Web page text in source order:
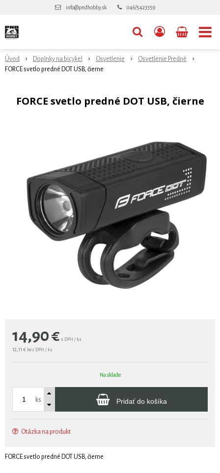
info@pndhobby.sk 046/5423359
Úvod Doplnky na bicykel Osvetlenie
Osvetlenie Predné
FORCE svetlo predné DOT USB, čierne
FORCE svetlo predné DOT USB, čierne
14,90€ s DPH / ks
12,11 € bez DPH / ks
Na sklade
ks Pridať do košíka
Otázka na produkt
FORCE svetlo predné DOT USB, čierne